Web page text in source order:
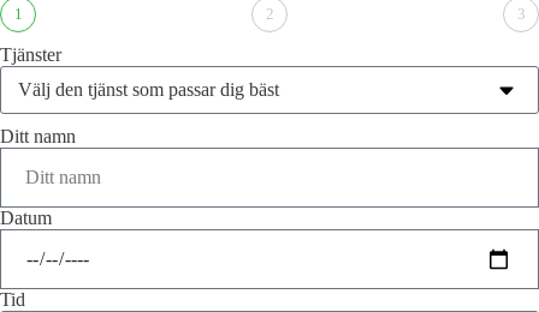
1 2 3
Tjänster
Ditt namn
Datum
Tid